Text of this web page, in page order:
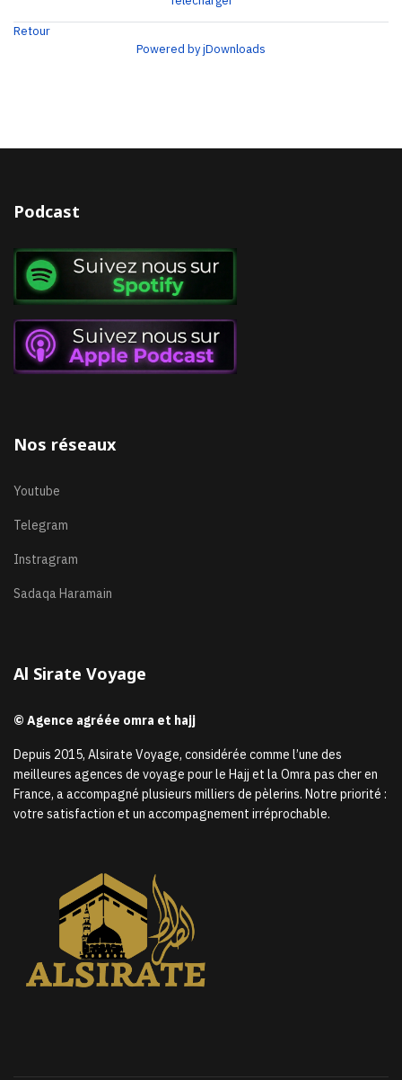
Retour
Powered by jDownloads
Podcast
Nos réseaux
Youtube
Telegram
Instragram
Sadaqa Haramain
Al Sirate Voyage
© Agence agréée omra et hajj
Depuis 2015, Alsirate Voyage, considérée comme l’une des
meilleures agences de voyage pour le Hajj et la Omra pas cher en
France, a accompagné plusieurs milliers de pèlerins. Notre priorité :
votre satisfaction et un accompagnement irréprochable.